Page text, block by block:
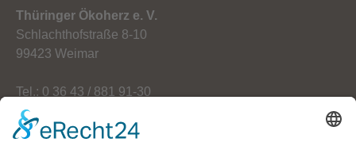
Thüringer Ökoherz e. V.
Schlachthofstraße 8-10
99423 Weimar
Tel.: 0 36 43 / 881 91-30
Fax: 0 36 43 / 881 91-59
E-Mail: info[at]oekoherz.de